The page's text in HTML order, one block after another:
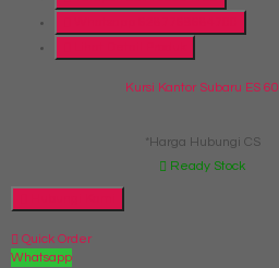
Kursi Kantor Subaru ES 60
*Harga Hubungi CS
Ready Stock
Quick Order
Whatsapp